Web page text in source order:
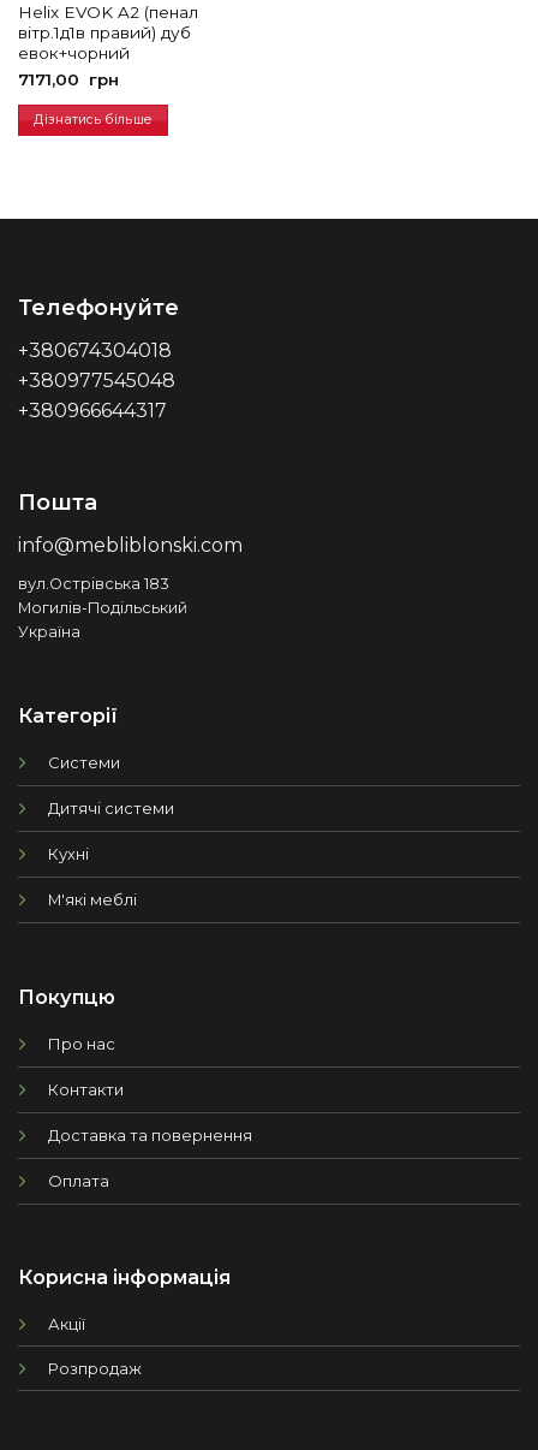
Helix EVOK A2 (пенал
вітр.1д1в правий) дуб
евок+чорний
7171,00
грн
Дізнатись більше
Телефонуйте
+380674304018
+380977545048
+380966644317
Пошта
info@mebliblonski.com
вул.Острівська 183
Могилів-Подільський
Україна
Категорії
Системи
Дитячі системи
Кухні
М'які меблі
Покупцю
Про нас
Контакти
Доставка та повернення
Оплата
Корисна інформація
Акції
Розпродаж